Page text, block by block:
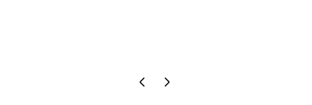
Pagina precedente
Pagina successiva